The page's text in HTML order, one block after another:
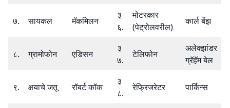
७. सायकल मॅकमिलन
३
६.
मोटरकार
(पेट्रोलवरील)
कार्ल बेंझ
८. ग्रामोफोन एडिसन
३
७.
टेलिफोन
अलेक्झांडर
ग्रॅहॅम बेल
९. क्षयाचे जतू रॉबर्ट कॉक
३
८.
रेफ्रिजरेटर पार्किन्स